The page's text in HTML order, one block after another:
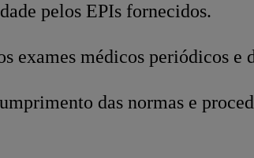
pelos EPIs fornecidos.
exames médicos periódicos e
das normas e